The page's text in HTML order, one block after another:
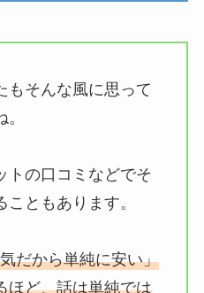
もそんな風に思って
トの口コミなどでそ
ともあります。
だから単純に安い」
ほど、話は単純では